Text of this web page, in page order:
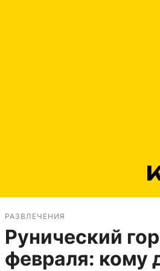
РАЗВЛЕЧЕНИЯ
Рунический
февраля: кому